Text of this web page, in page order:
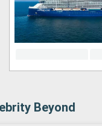
Beyond